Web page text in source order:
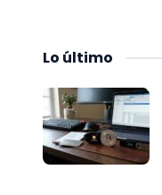
Lo último